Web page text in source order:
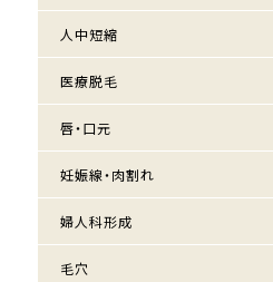
人中短縮
医療脱毛
唇・口元
妊娠線・肉割れ
婦人科形成
毛穴